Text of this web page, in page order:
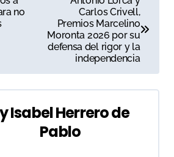
no
Carlos Crivell,
Premios Marcelino
Moronta 2026 por su
defensa del rigor y la
independencia
Isabel Herrero de
Pablo